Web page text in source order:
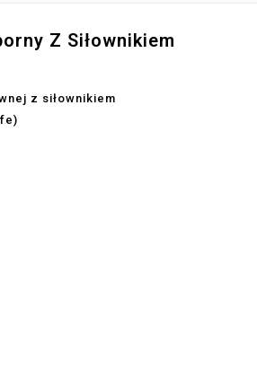
Z Siłownikiem
z siłownikiem